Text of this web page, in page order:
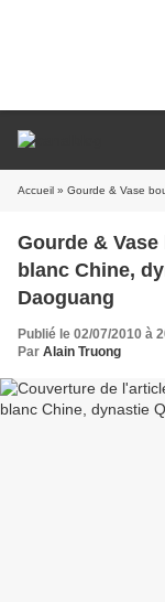
Accueil » Gourde & Vase
Gourde & Vase bouteille
blanc Chine,
Daoguang
Publié le 02/07/2010 à
Par Alain Truong